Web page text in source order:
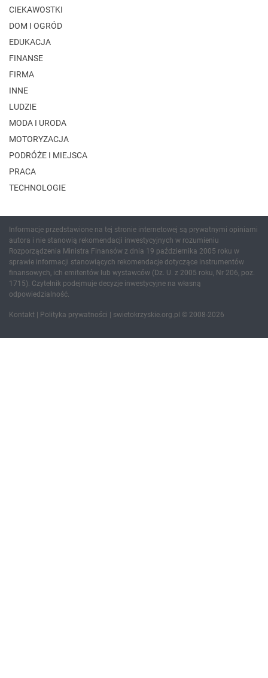
CIEKAWOSTKI
DOM I OGRÓD
EDUKACJA
FINANSE
FIRMA
INNE
LUDZIE
MODA I URODA
MOTORYZACJA
PODRÓŻE I MIEJSCA
PRACA
TECHNOLOGIE
Informacje przedstawione na tej stronie internetowej są prywatnymi opiniami
autora i nie stanowią rekomendacji inwestycyjnych w rozumieniu
Rozporządzenia Ministra Finansów z dnia 19 października 2005 roku w
sprawie informacji stanowiących rekomendacje dotyczące instrumentów
finansowych, ich emitentów lub wystawców (Dz. U. z 2005 roku, Nr 206, poz.
1715). Czytelnik podejmuje decyzje inwestycyjne na własną
odpowiedzialność.
Kontakt Polityka prywatności | swietokrzyskie.org.pl © 2008-2026